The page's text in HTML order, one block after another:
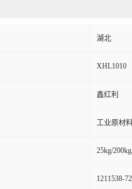
湖北
XHL1010
鑫红利
工业原材
25kg/
1211538-